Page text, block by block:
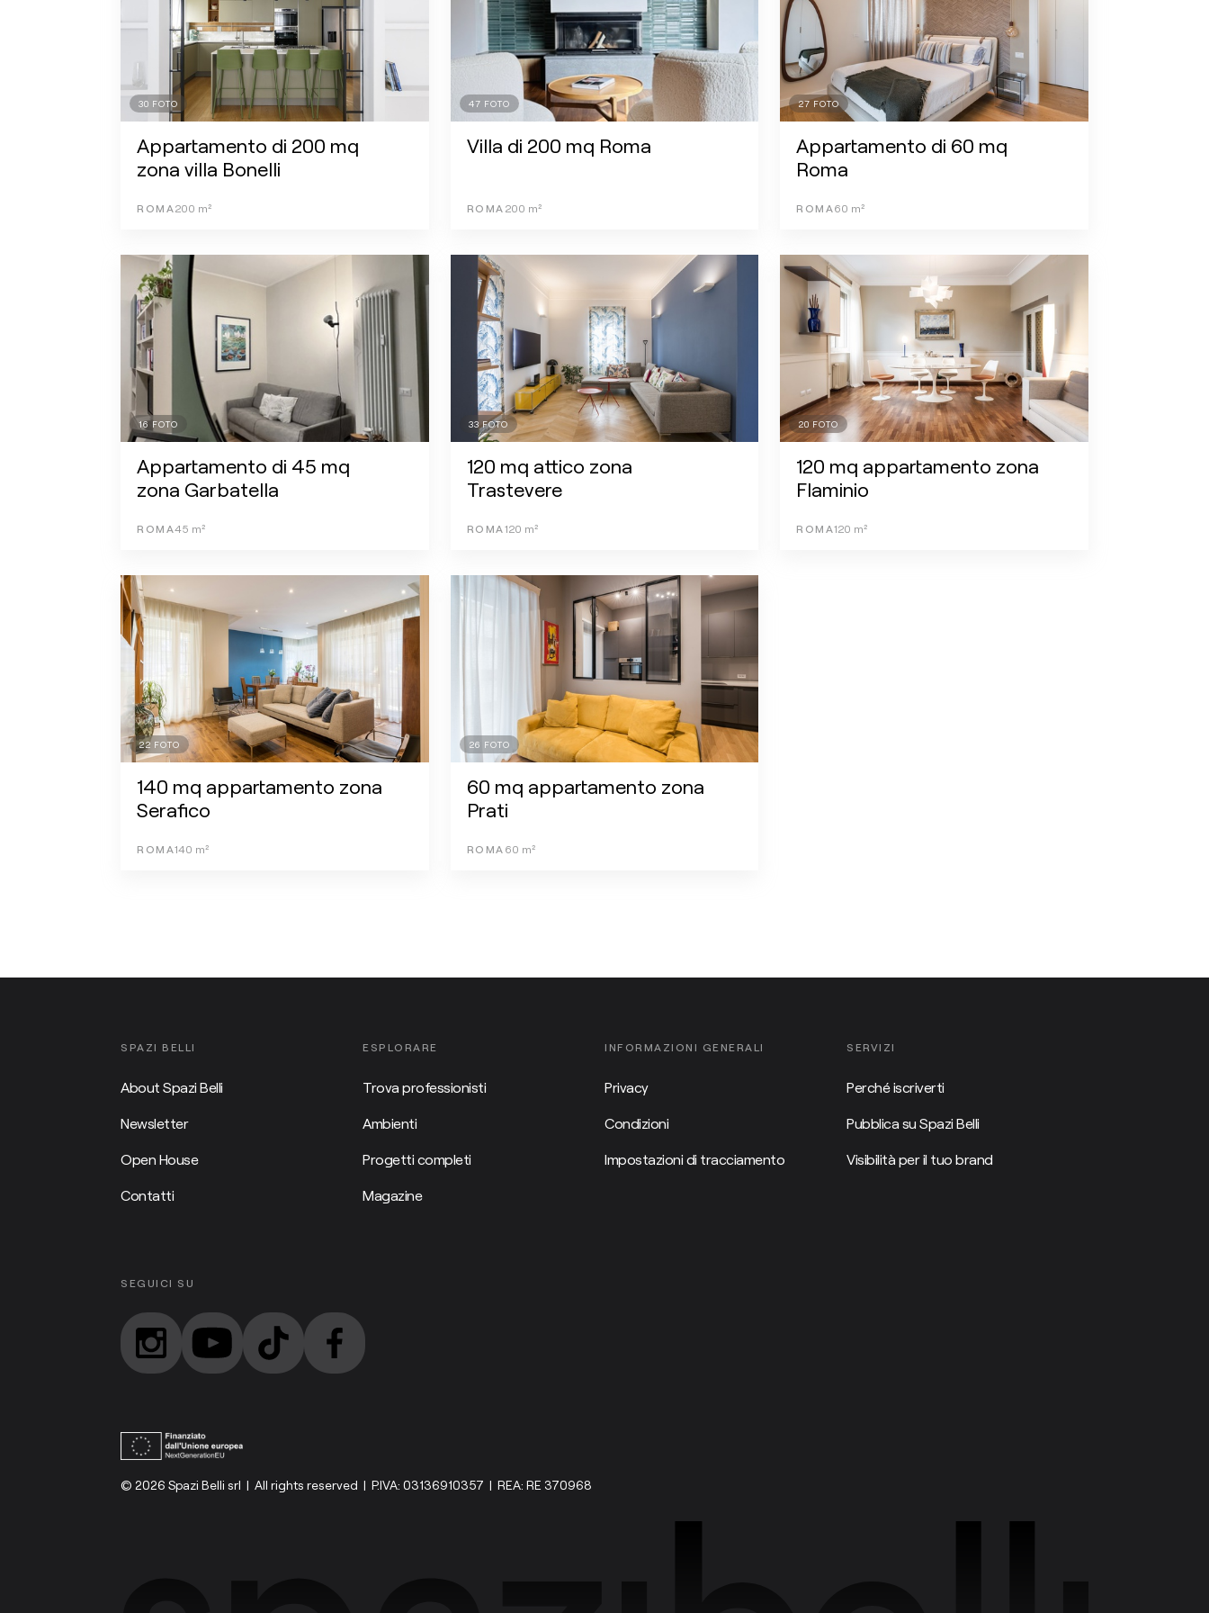
30 FOTO
Appartamento di 200 mq
zona villa Bonelli
ROMA 200 m²
47 FOTO
Villa di 200 mq Roma
ROMA 200 m²
27 FOTO
Appartamento di 60 mq
Roma
ROMA 60 m²
16FOTO
Appartamento di 45 mq
zona Garbatella
ROMA45 m²
33FOTO
120 mq attico zona
Trastevere
ROMA 120 m²
20 FOTO
120 mq appartamento zona
Flaminio
ROMA120 m²
22 FOTO
140 mq appartamento zona
Serafico
ROMA140 m²
26 FOTO
60 mq appartamento zona
Prati
ROMA 60 m²
SPAZI BELLI
About Spazi Belli
Newsletter
Open House
Contatti
ESPLORARE
Trova professionisti
Ambienti
Progetti completi
Magazine
INFORMAZIONI GENERALI
Privacy
Condizioni
Impostazioni di tracciamento
SERVIZI
Perché iscriverti
Pubblica su Spazi Belli
Visibilità per il tuo brand
SEGUICI SU
© 2026 Spazi Belli srl | All rights reserved | P.IVA: 03136910357 | REA: RE 370968